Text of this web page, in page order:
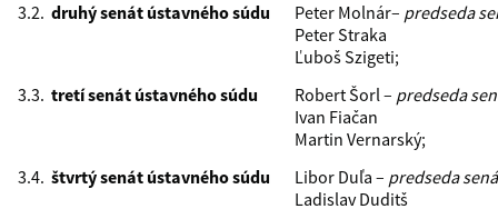
3.2. druhý senát ústavného súdu Peter Molnár– predseda
Peter Straka
Ľuboš Szigeti;
3.3. tretí senát ústavného súdu Robert Šorl – predseda
Ivan Fiačan
Martin Vernarský;
3.4. štvrtý senát ústavného súdu Libor Duľa – predseda
Ladislav Duditš